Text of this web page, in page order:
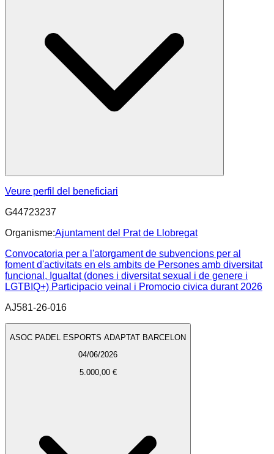
Veure perfil del beneficiari
G44723237
Organisme:Ajuntament del Prat de Llobregat
Convocatoria per a l'atorgament de subvencions per al
foment d'activitats en els ambits de Persones amb diversitat
funcional, Igualtat (dones i diversitat sexual i de genere i
LGTBIQ+) Participacio veinal i Promocio civica durant 2026
AJ581-26-016
ASOC PADEL ESPORTS ADAPTAT BARCELON
04/06/2026
5.000,00 €